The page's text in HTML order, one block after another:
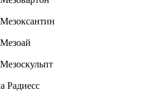
Радиесс